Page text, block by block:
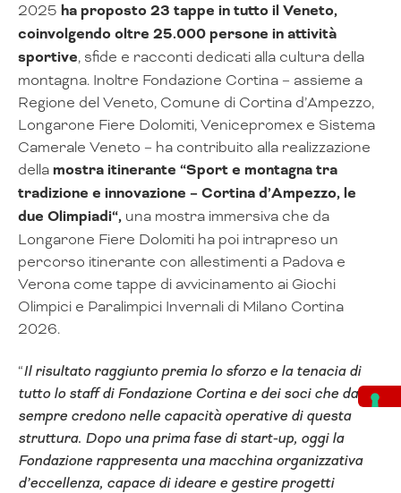
2025 ha proposto 23 tappe in tutto il Veneto,
coinvolgendo oltre 25.000 persone in attività
sportive, sfide e racconti dedicati alla cultura della
montagna. Inoltre Fondazione Cortina – assieme a
Regione del Veneto, Comune di Cortina d’Ampezzo,
Longarone Fiere Dolomiti, Venicepromex e Sistema
Camerale Veneto – ha contribuito alla realizzazione
dellamostra itinerante “Sport e montagna tra
tradizione e innovazione – Cortina d’Ampezzo, le
due Olimpiadi“, una mostra immersiva che da
Longarone Fiere Dolomiti ha poi intrapreso un
percorso itinerante con allestimenti a Padova e
Verona come tappe di avvicinamento ai Giochi
Olimpici e Paralimpici Invernali di Milano Cortina
2026.
“Il risultato raggiunto premia lo sforzo e la tenacia di
tutto lo staff di Fondazione Cortina e dei soci che da
sempre credono nelle capacità operative di questa
struttura. Dopo una prima fase di start-up, oggi la
Fondazione rappresenta una macchina organizzativa
d’eccellenza, capace di ideare e gestire progetti